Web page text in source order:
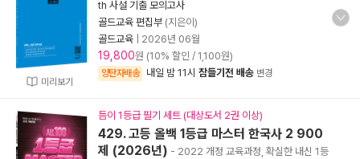
미리보기
th 사설 기출 모의고사
골드교육 편집부 (지은이)
골드교육
2026년 06월
19,800원 (10% 할인 / 1,100원)
양탄자배송 내일 밤 11시 잠들기전 배송 변경
듬이 1등급 필기 세트 (대상도서 2권 이상)
429. 고등 올백 1등급 마스터 한국사 2 900
제 (2026년) - 2022 개정 교육과정, 확실한 내신 1등